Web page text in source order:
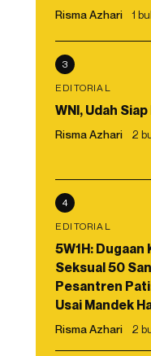
Risma Azhari 1
3
EDITORIAL
WNI, Udah
Risma Azhari 2
4
EDITORIAL
5W1H:
Seksual 50
Pesantren
Usai Mandek
Risma Azhari 2